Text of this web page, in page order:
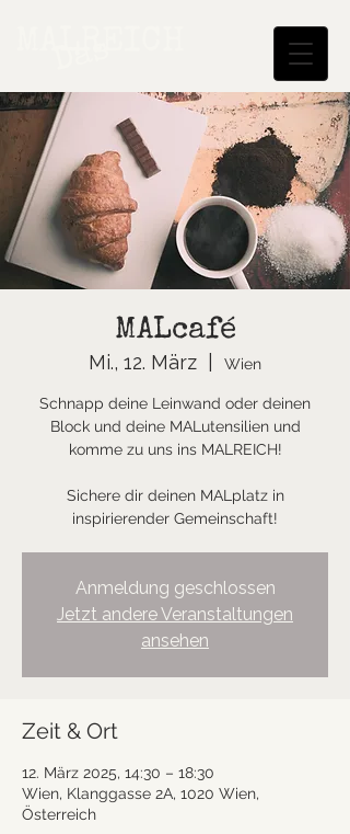
MALcafé
Mi., 12. März Wien
Schnapp deine Leinwand oder deinen
Block und deine MALutensilien und
komme zu uns ins MALREICH!
Sichere dir deinen MALplatz in
inspirierender Gemeinschaft!
Anmeldung geschlossen
Jetzt andere Veranstaltungen
ansehen
Zeit & Ort
12. März 2025, 14:30 – 18:30
Wien, Klanggasse 2A, 1020 Wien,
Österreich